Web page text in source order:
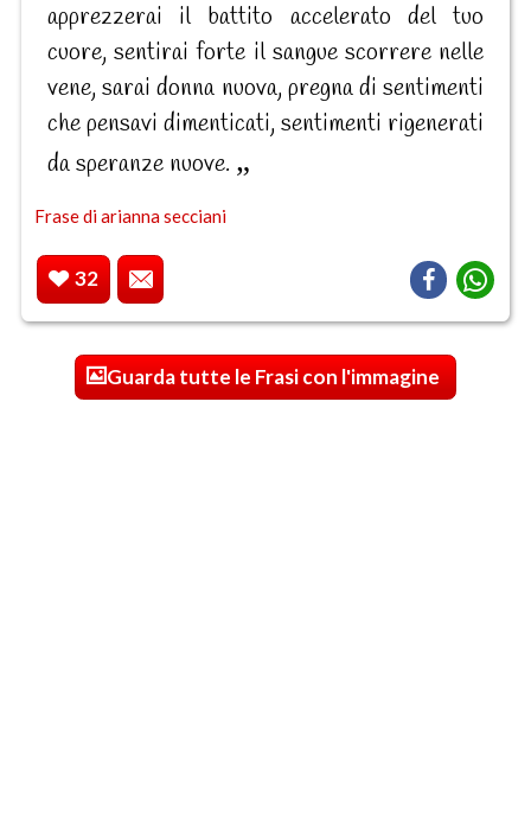
apprezzerai il battito accelerato del tuo
cuore, sentirai forte il sangue scorrere nelle
vene, sarai donna nuova, pregna di sentimenti
che pensavi dimenticati, sentimenti rigenerati
da speranze nuove.
Frase di arianna secciani
32
Guarda tutte le Frasi con l'immagine